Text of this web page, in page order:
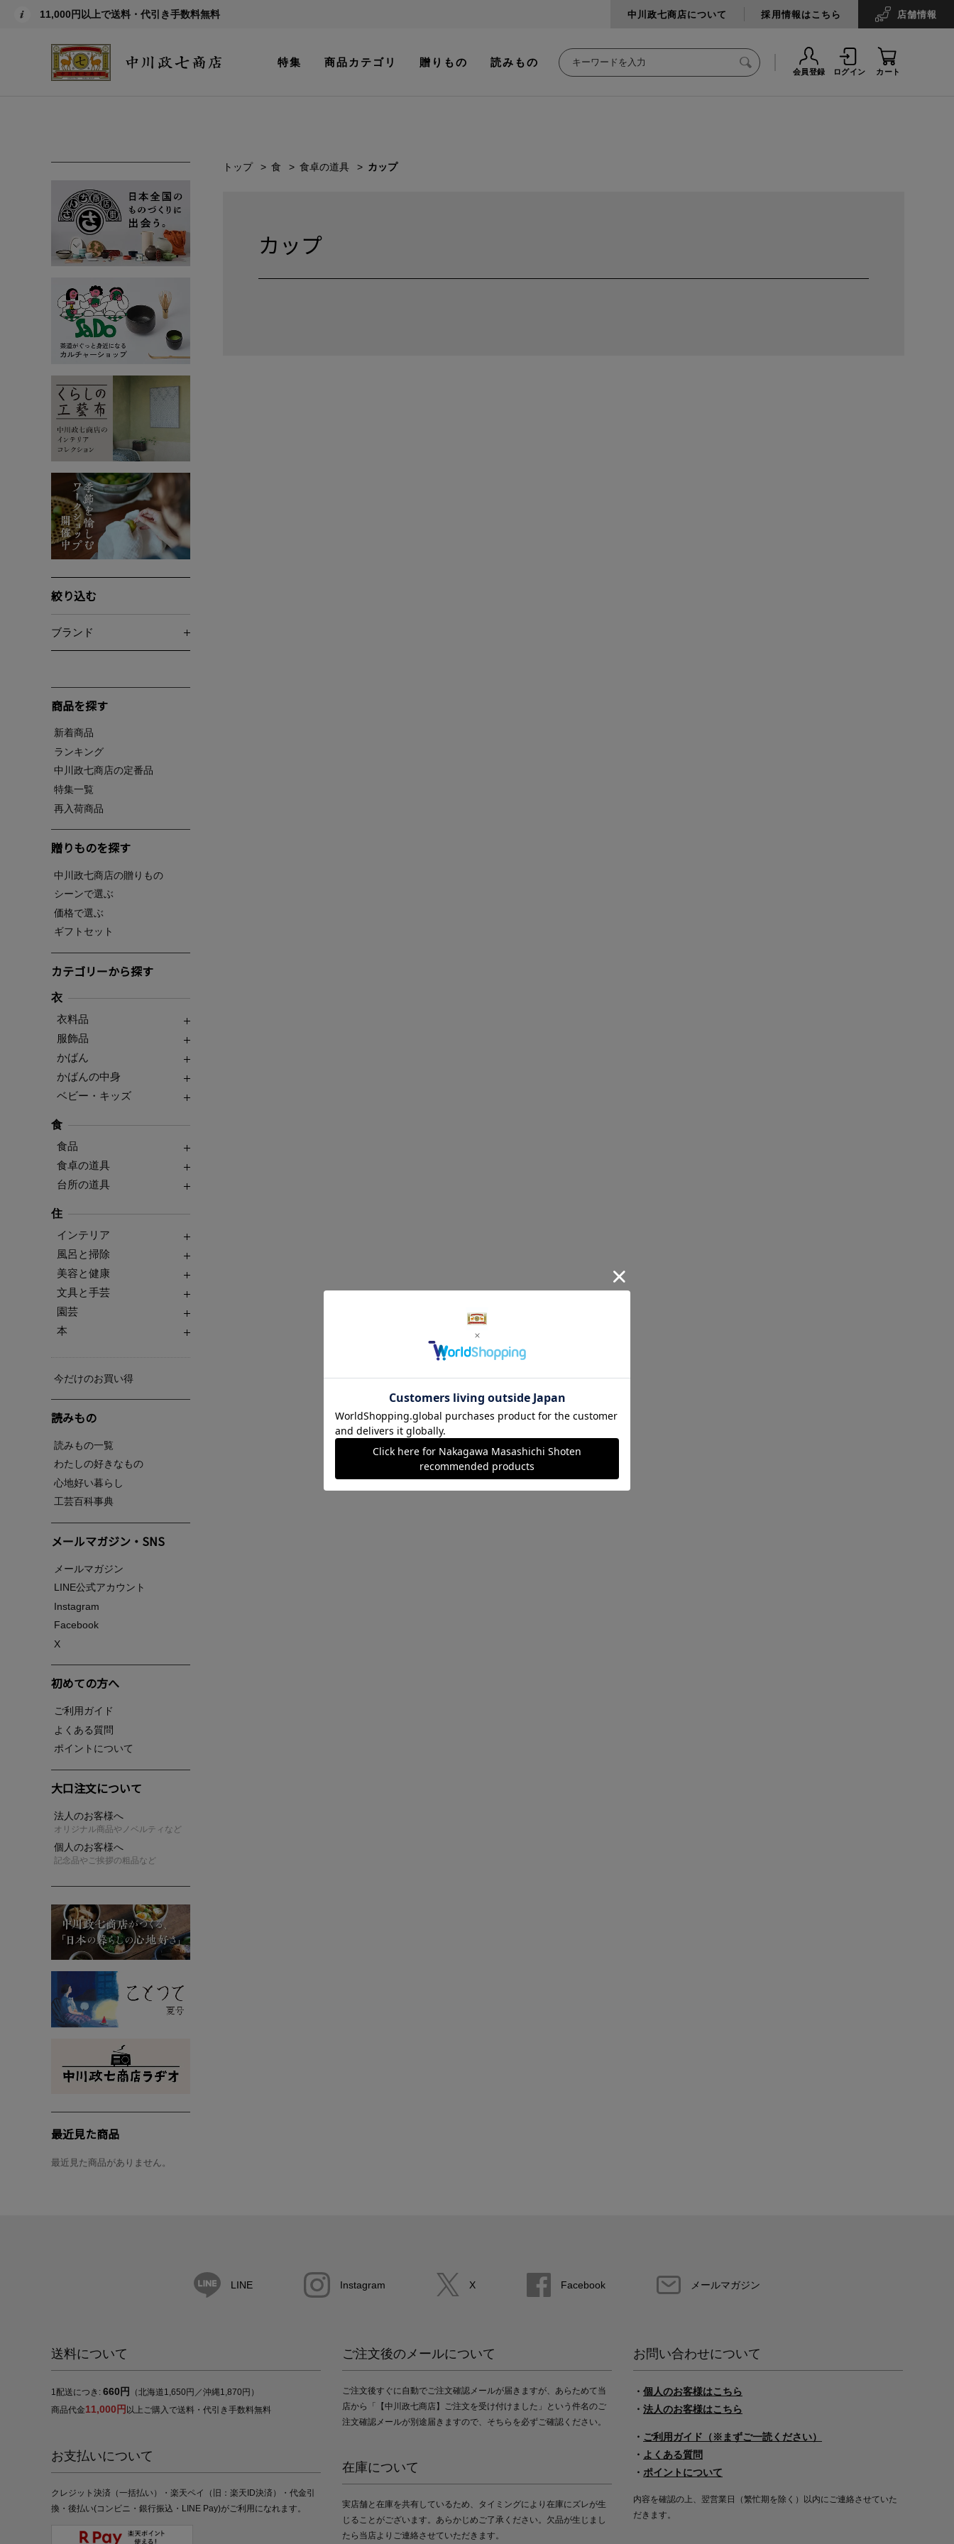
11,000円以上で送料・代引き手数料無料 中川政七商店について 採用情報はこちら 店舗情報
特集 商品カテゴリ 贈りもの 読みもの
会員登録 ログイン カート
絞り込む
ブランド
商品を探す
新着商品
ランキング
中川政七商店の定番品
特集一覧
再入荷商品
贈りものを探す
中川政七商店の贈りもの
シーンで選ぶ
価格で選ぶ
ギフトセット
カテゴリーから探す
衣
衣料品
服飾品
かばん
かばんの中身
ベビー・キッズ
食
食品
食卓の道具
台所の道具
住
インテリア
風呂と掃除
美容と健康
文具と手芸
園芸
本
今だけのお買い得
読みもの
読みもの一覧
わたしの好きなもの
心地好い暮らし
工芸百科事典
メールマガジン・SNS
メールマガジン
LINE公式アカウント
Instagram
Facebook
X
初めての方へ
ご利用ガイド
よくある質問
ポイントについて
大口注文について
法人のお客様へ
オリジナル商品やノベルティなど
個人のお客様へ
記念品やご挨拶の粗品など
最近見た商品
最近見た商品がありません。
トップ 食 食卓の道具 カップ
カップ
LINE Instagram X Facebook メールマガジン
送料について
1配送につき: 660円
（北海道1,650円／沖縄1,870円）
商品代金11,000円 以上ご購入で送料・代引き手数料無料
お支払いについて
クレジット決済（一括払い）・楽天ペイ（旧：楽天ID決済）・代金引
換・後払い(コンビニ・銀行振込・LINE Pay)がご利用になれます。
ご注文後のメールについて
ご注文後すぐに自動でご注文確認メールが届きますが、あらためて当
店から「【中川政七商店】ご注文を受け付けました」という件名のご
注文確認メールが別途届きますので、そちらを必ずご確認ください。
在庫について
実店舗と在庫を共有しているため、タイミングにより在庫にズレが生
じることがございます。あらかじめご了承ください。欠品が生じまし
たら当店よりご連絡させていただきます。
お問い合わせについて
・ 個人のお客様はこちら
・ 法人のお客様はこちら
・ ご利用ガイド（※まずご一読ください）
・ よくある質問
・ ポイントについて
内容を確認の上、翌営業日（繁忙期を除く）以内にご連絡させていた
だきます。